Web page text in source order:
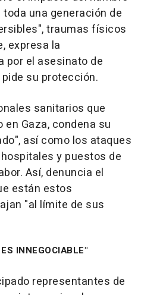
una generación de
traumas físicos
expresa la
por el asesinato de
su protección.
sanitarios que
Gaza, condena su
así como los ataques
y puestos de
Así, denuncia el
están estos
"al límite de sus
INNEGOCIABLE"
representantes de